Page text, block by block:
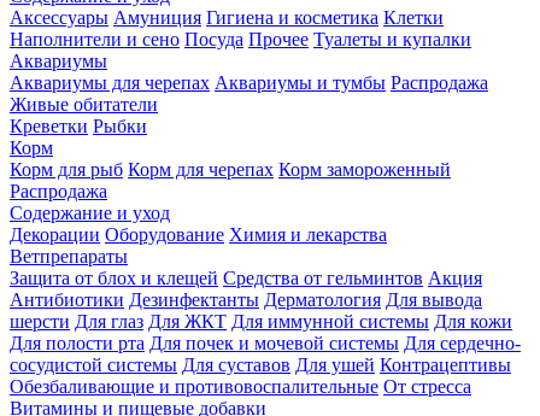
Аксессуары Амуниция Гигиена и косметика Клетки
Наполнители и сено Посуда Прочее Туалеты и купалки
Аквариумы
Аквариумы для черепах Аквариумы и тумбы Распродажа
Живые обитатели
Креветки Рыбки
Корм
Корм для рыб Корм для черепах Корм замороженный
Распродажа
Содержание и уход
Декорации Оборудование Химия и лекарства
Ветпрепараты
Защита от блох и клещей Средства от гельминтов Акция
Антибиотики Дезинфектанты Дерматология Для вывода
шерсти Для глаз Для ЖКТ Для иммунной системы Для кожи
Для полости рта Для почек и мочевой системы Для сердечно-
сосудистой системы Для суставов Для ушей Контрацептивы
Обезбаливающие и противовоспалительные От стресса
Витамины и пищевые добавки